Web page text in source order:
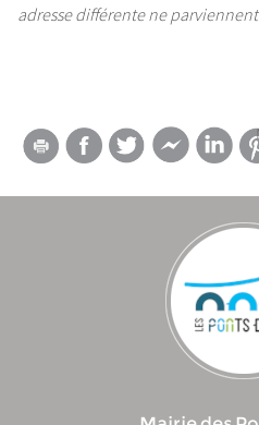
adresse différente ne parviennent